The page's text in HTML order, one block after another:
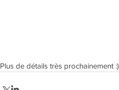
Plus de détails très prochainement :)